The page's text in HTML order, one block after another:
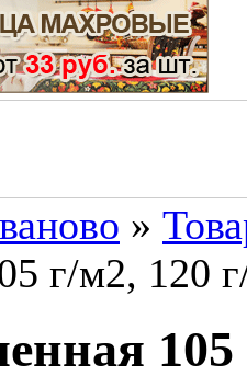
»
г/м2, 120